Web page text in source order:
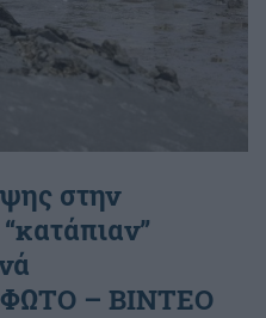
στην
ΦΩΤΟ – ΒΙΝΤΕΟ